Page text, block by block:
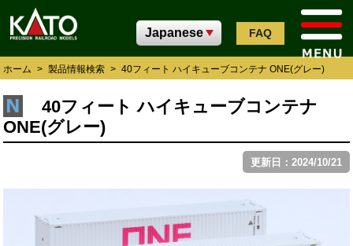
FAQ
ホーム > 製品情報検索 > 40フィート ハイキューブコンテナ ONE(グレー)
40フィート ハイキューブコンテナ
ONE(グレー)
更新日：2024/10/21